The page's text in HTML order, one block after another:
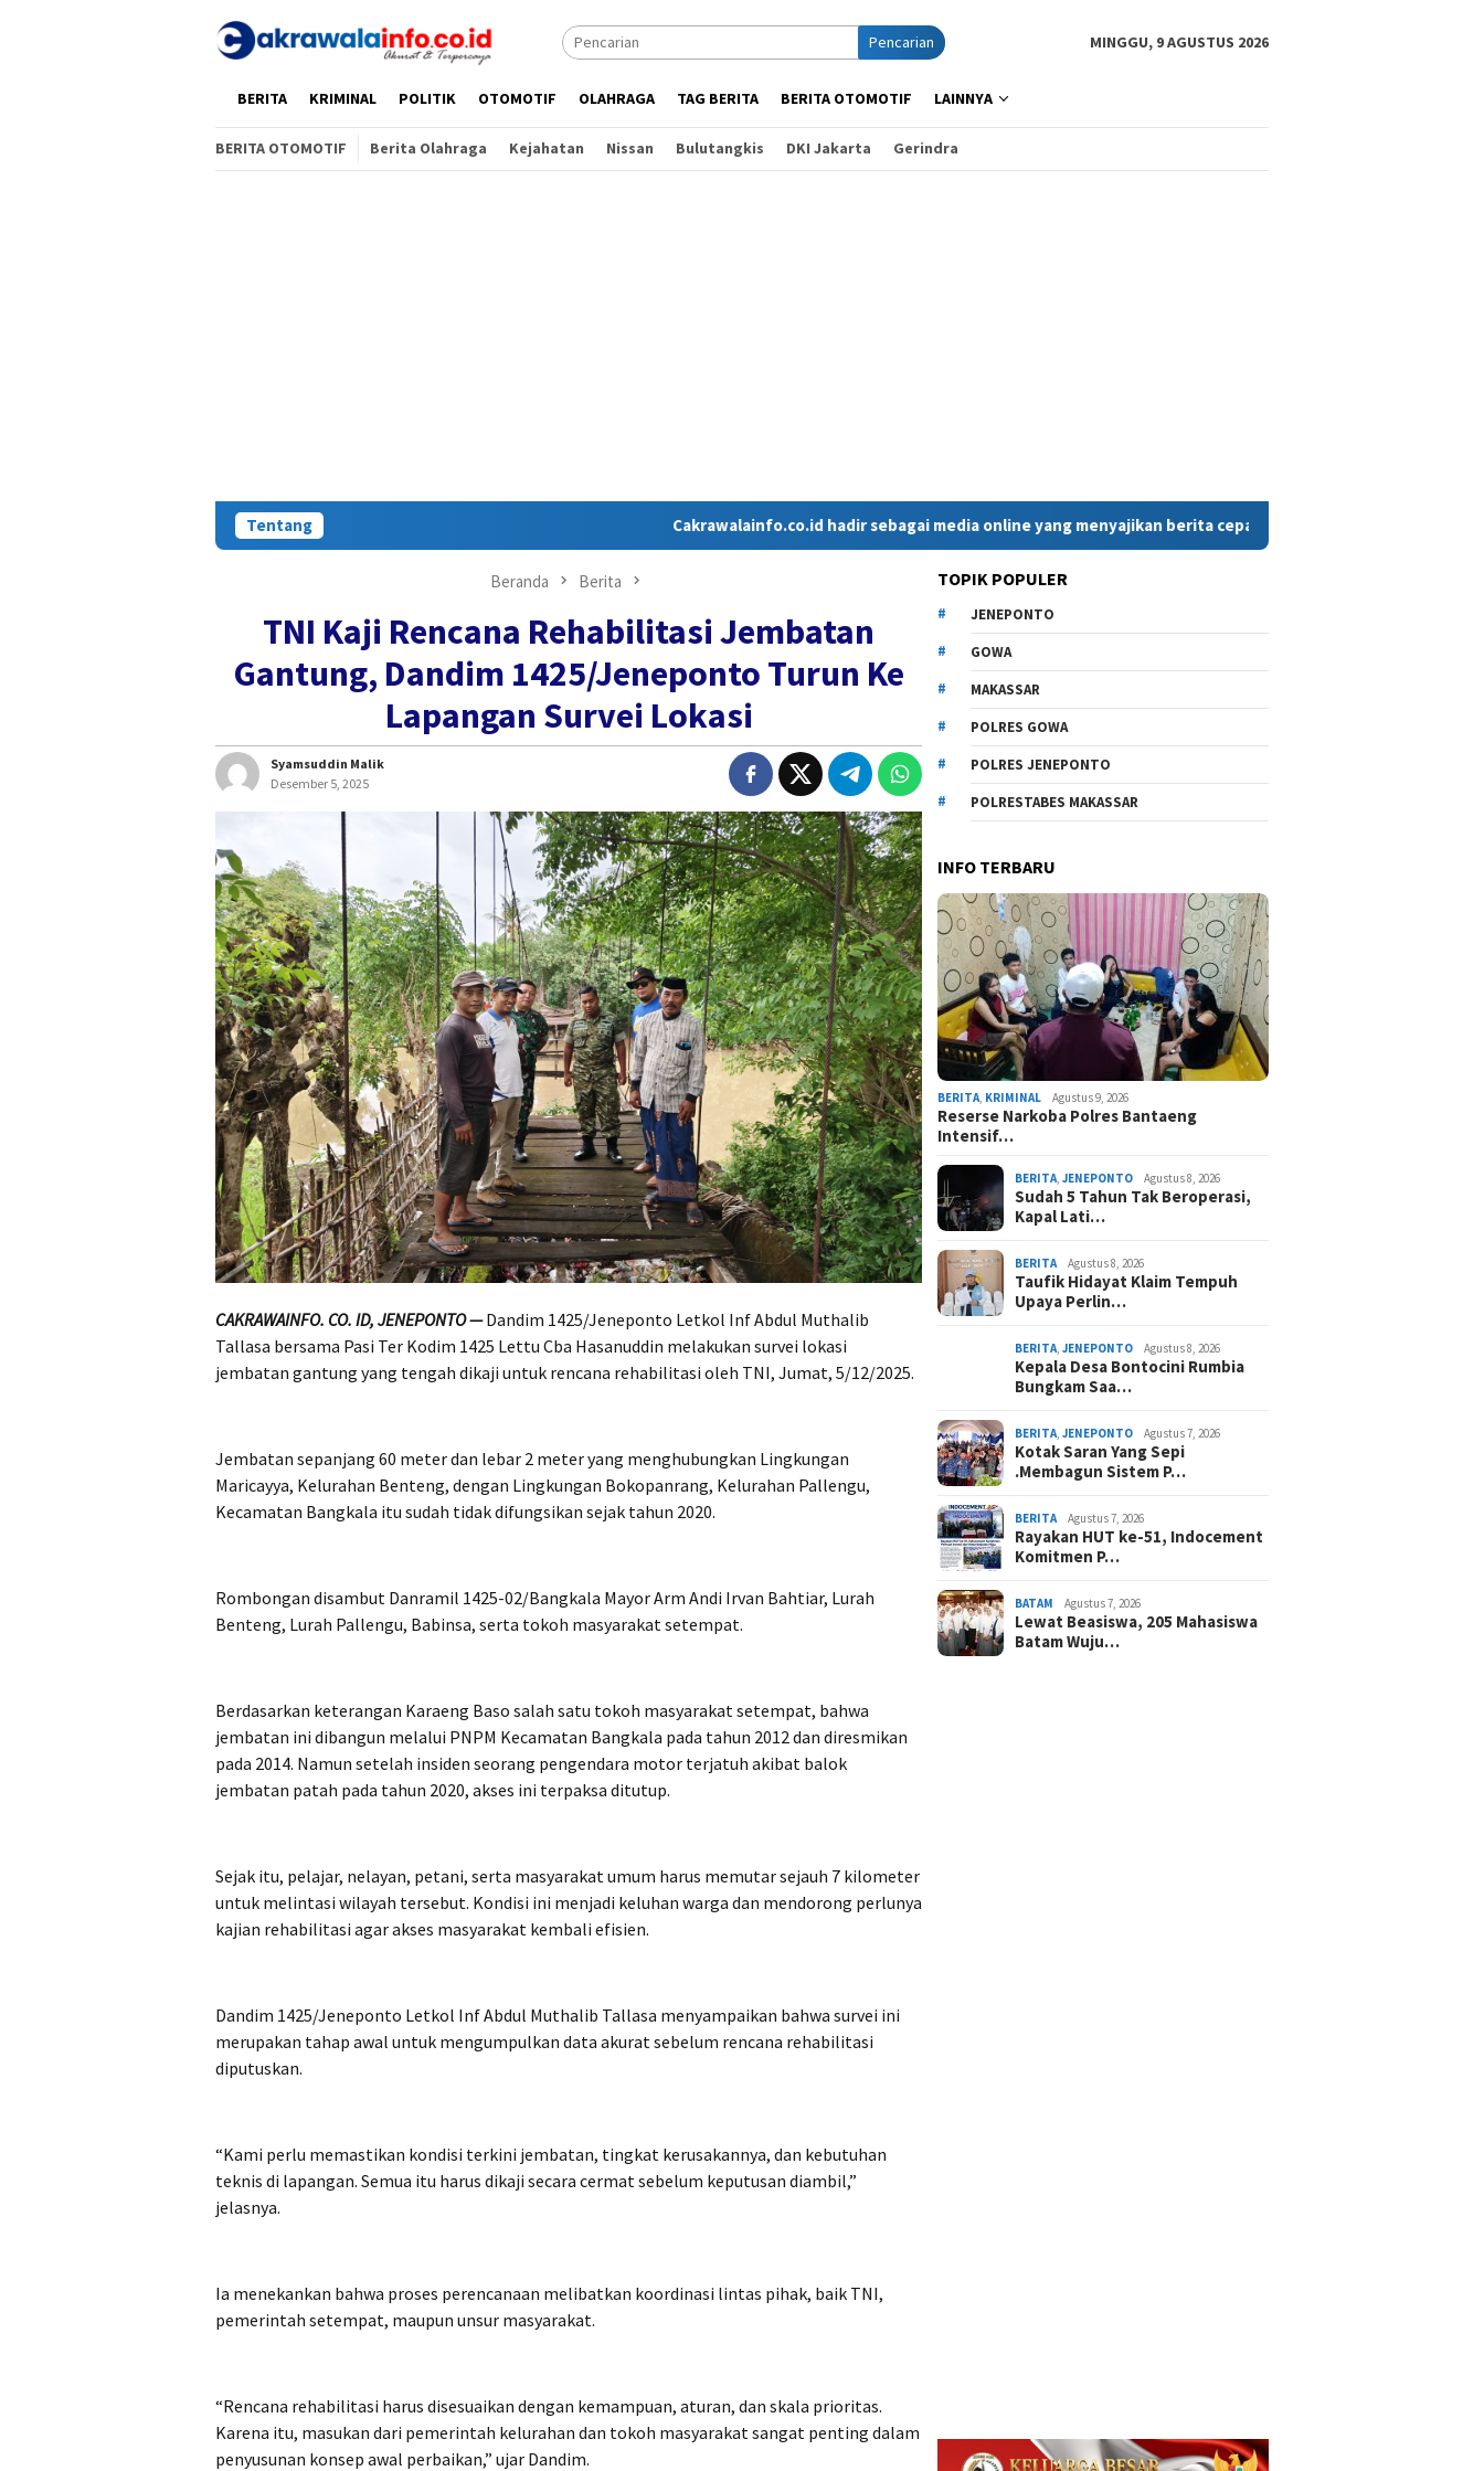
Pencarian MINGGU, 9 AGUSTUS 2026
HOMEBERITA KRIMINAL POLITIK OTOMOTIF OLAHRAGA TAG BERITA BERITA OTOMOTIF LAINNYA
BERITA OTOMOTIF Berita Olahraga Kejahatan Nissan Bulutangkis DKI Jakarta Gerindra
Tentang Cakrawalainfo.co.id hadir sebagai media online yang menyajikan berita cepat, faktual, dan berimbang. Dengan
Beranda Berita
TNI Kaji Rencana Rehabilitasi Jembatan
Gantung, Dandim 1425/Jeneponto Turun Ke
Lapangan Survei Lokasi
Syamsuddin Malik
Desember 5, 2025
CAKRAWAINFO. CO. ID, JENEPONTO —Dandim 1425/Jeneponto Letkol Inf Abdul Muthalib
Tallasa bersama Pasi Ter Kodim 1425 Lettu Cba Hasanuddin melakukan survei lokasi
jembatan gantung yang tengah dikaji untuk rencana rehabilitasi oleh TNI, Jumat, 5/12/2025.
Jembatan sepanjang 60 meter dan lebar 2 meter yang menghubungkan Lingkungan
Maricayya, Kelurahan Benteng, dengan Lingkungan Bokopanrang, Kelurahan Pallengu,
Kecamatan Bangkala itu sudah tidak difungsikan sejak tahun 2020.
Rombongan disambut Danramil 1425-02/Bangkala Mayor Arm Andi Irvan Bahtiar, Lurah
Benteng, Lurah Pallengu, Babinsa, serta tokoh masyarakat setempat.
Berdasarkan keterangan Karaeng Baso salah satu tokoh masyarakat setempat, bahwa
jembatan ini dibangun melalui PNPM Kecamatan Bangkala pada tahun 2012 dan diresmikan
pada 2014. Namun setelah insiden seorang pengendara motor terjatuh akibat balok
jembatan patah pada tahun 2020, akses ini terpaksa ditutup.
Sejak itu, pelajar, nelayan, petani, serta masyarakat umum harus memutar sejauh 7 kilometer
untuk melintasi wilayah tersebut. Kondisi ini menjadi keluhan warga dan mendorong perlunya
kajian rehabilitasi agar akses masyarakat kembali efisien.
Dandim 1425/Jeneponto Letkol Inf Abdul Muthalib Tallasa menyampaikan bahwa survei ini
merupakan tahap awal untuk mengumpulkan data akurat sebelum rencana rehabilitasi
diputuskan.
“Kami perlu memastikan kondisi terkini jembatan, tingkat kerusakannya, dan kebutuhan
teknis di lapangan. Semua itu harus dikaji secara cermat sebelum keputusan diambil,”
jelasnya.
Ia menekankan bahwa proses perencanaan melibatkan koordinasi lintas pihak, baik TNI,
pemerintah setempat, maupun unsur masyarakat.
“Rencana rehabilitasi harus disesuaikan dengan kemampuan, aturan, dan skala prioritas.
Karena itu, masukan dari pemerintah kelurahan dan tokoh masyarakat sangat penting dalam
penyusunan konsep awal perbaikan,” ujar Dandim.
TOPIK POPULER
JENEPONTO
GOWA
MAKASSAR
POLRES GOWA
POLRES JENEPONTO
POLRESTABES MAKASSAR
INFO TERBARU
BERITA KRIMINAL Agustus 9, 2026
Reserse Narkoba Polres Bantaeng
Intensif…
BERITA ,JENEPONTO Agustus 8, 2026
Sudah 5 Tahun Tak Beroperasi,
Kapal Lati…
BERITA Agustus 8, 2026
Taufik Hidayat Klaim Tempuh
Upaya Perlin…
BERITA ,JENEPONTO Agustus 8, 2026
Kepala Desa Bontocini Rumbia
Bungkam Saa…
BERITA ,JENEPONTO Agustus 7, 2026
Kotak Saran Yang Sepi
.Membagun Sistem P…
BERITA Agustus 7, 2026
Rayakan HUT ke-51, Indocement
Komitmen P…
BATAM Agustus 7, 2026
Lewat Beasiswa, 205 Mahasiswa
Batam Wuju…